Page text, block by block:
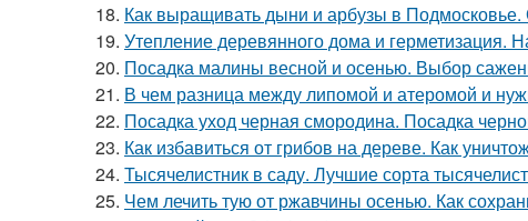
18. Как выращивать дыни и арбузы в
19. Утепление деревянного дома и герметизация.
20. Посадка малины весной и осенью. Выбор
21. В чем разница между липомой и атеромой и
22. Посадка уход черная смородина. Посадка
23. Как избавиться от грибов на дереве. Как
24. Тысячелистник в саду. Лучшие сорта
25. Чем лечить тую от ржавчины осенью. Как